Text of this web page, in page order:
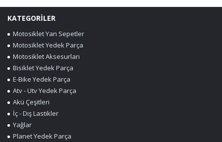
KATEGORİLER
Motosiklet Yan Sepetler
Motosiklet Yedek Parça
Motosiklet Aksesurları
Bisiklet Yedek Parça
E-Bike Yedek Parça
Atv - Utv Yedek Parça
Akü Çeşitleri
İç - Dış Lastikler
Yağlar
Planet Yedek Parça